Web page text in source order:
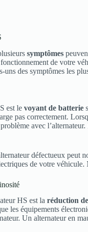
symptômes
de votre
des symptômes les
est le voyant de batterie
pas correctement.
avec
défectueux peut
de votre véhicule.
HS est la réduction
les équipements
Un alternateur en